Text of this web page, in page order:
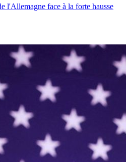
l'Allemagne face à la forte hausse